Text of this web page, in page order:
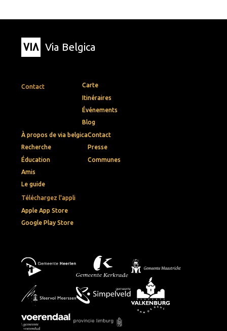
Via Belgica
Contact
Téléchargez l'appli
Apple App Store
Google Play Store
Carte
Itinéraires
Événements
Blog
À propos de via belgica
Recherche
Éducation
Amis
Le guide
Contact
Presse
Communes